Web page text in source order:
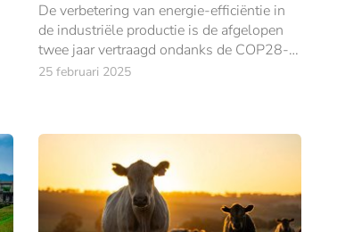
De verbetering van energie-efficiëntie in
de industriële productie is de afgelopen
twee jaar vertraagd ondanks de COP28-
doelstellingen.
25 februari 2025